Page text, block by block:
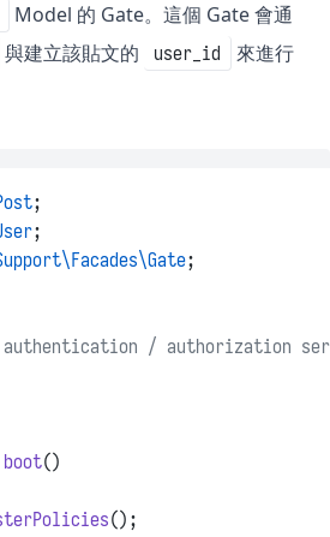
Model 的 Gate。這個 Gate 會通
與建立該貼文的 user_id
來進行
;
;
;
/ authorization
boot()
();